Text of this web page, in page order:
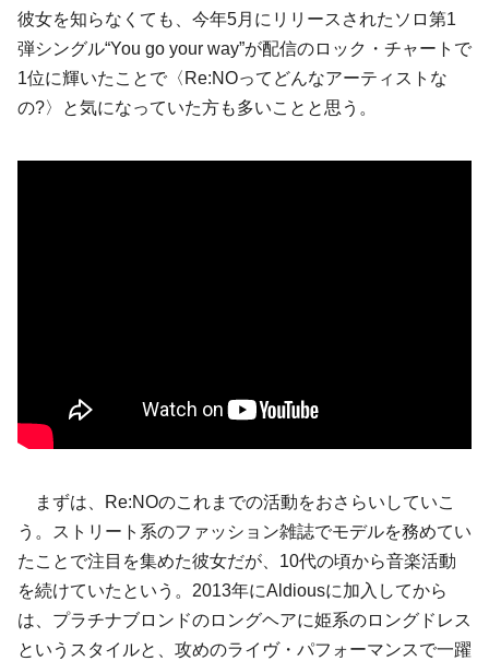
彼女を知らなくても、今年5月にリリースされたソロ第1
弾シングル“You go your way”が配信のロック・チャートで
1位に輝いたことで〈Re:NOってどんなアーティストな
の?〉と気になっていた方も多いことと思う。
まずは、Re:NOのこれまでの活動をおさらいしていこ
う。ストリート系のファッション雑誌でモデルを務めてい
たことで注目を集めた彼女だが、10代の頃から音楽活動
を続けていたという。2013年にAldiousに加入してから
は、プラチナブロンドのロングヘアに姫系のロングドレス
というスタイルと、攻めのライヴ・パフォーマンスで一躍